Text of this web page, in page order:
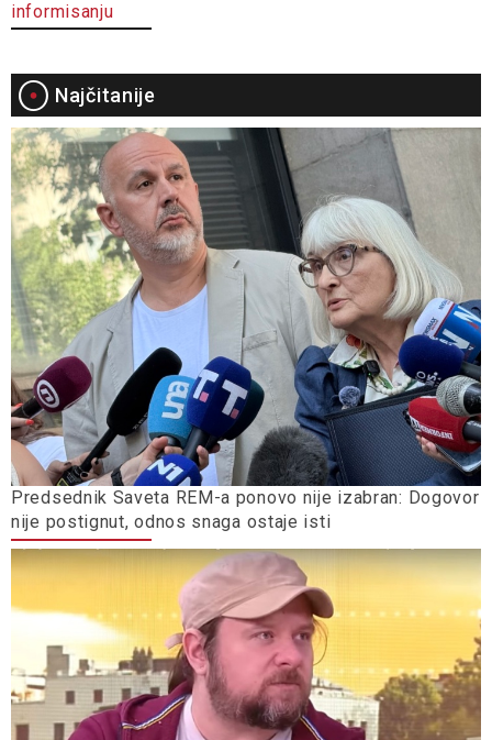
informisanju
Najčitanije
Predsednik Saveta REM-a ponovo nije izabran: Dogovor
nije postignut, odnos snaga ostaje isti